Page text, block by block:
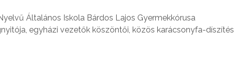
Általános Iskola Bárdos Lajos Gyermekkórusa
egyházi vezetők köszöntői, közös karácsonyfa-díszítés